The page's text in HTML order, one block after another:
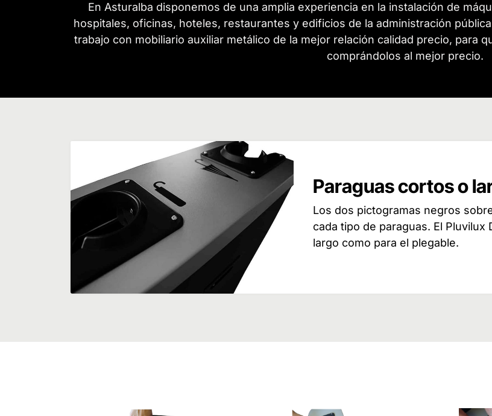
En Asturalba disponemos de una amplia experiencia en la instalación de
hospitales, oficinas, hoteles, restaurantes y edificios de la administración
trabajo con mobiliario auxiliar metálico de la mejor relación calidad precio, para
comprándolos al mejor precio.
Paraguas cortos o
Los dos pictogramas negros
cada tipo de paraguas. El
largo como para el plegable.